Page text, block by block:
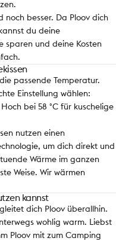
noch besser. Da Ploov dich
du deine
sparen und deine Kosten
passende Temperatur.
Einstellung wählen:
bei 58 °C für kuschelige
nutzen einen
um dich direkt und
Wärme im ganzen
Weise. Wir wärmen
kannst
dich Ploov überallhin.
wohlig warm. Liebst
Ploov mit zum Camping